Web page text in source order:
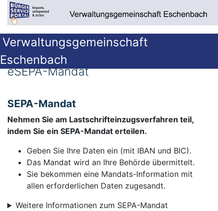
Verwaltungsgemeinschaft
Eschenbach
eSEPA-Mandat
SEPA-Mandat
Nehmen Sie am Lastschrifteinzugsverfahren teil,
indem Sie ein SEPA-Mandat erteilen.
Geben Sie Ihre Daten ein (mit IBAN und BIC).
Das Mandat wird an Ihre Behörde übermittelt.
Sie bekommen eine Mandats-Information mit
allen erforderlichen Daten zugesandt.
Weitere Informationen zum SEPA-Mandat